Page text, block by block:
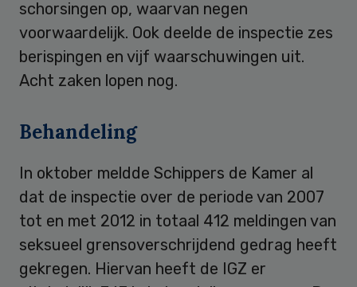
schorsingen op, waarvan negen
voorwaardelijk. Ook deelde de inspectie zes
berispingen en vijf waarschuwingen uit.
Acht zaken lopen nog.
Behandeling
In oktober meldde Schippers de Kamer al
dat de inspectie over de periode van 2007
tot en met 2012 in totaal 412 meldingen van
seksueel grensoverschrijdend gedrag heeft
gekregen. Hiervan heeft de IGZ er